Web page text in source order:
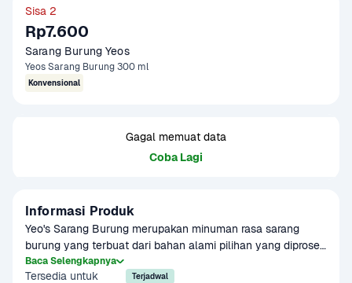
Sisa 2
Rp7.600
Sarang Burung Yeos
Yeos Sarang Burung 300 ml
Konvensional
Gagal memuat data
Coba Lagi
Informasi Produk
Yeo's Sarang Burung merupakan minuman rasa sarang
burung yang terbuat dari bahan alami pilihan yang diproses
secara higienis tanpa bahan pengawet. Yeo's Sarang
Burung pun dilengkapi dengan potongan jeli untuk
Baca Selengkapnya
Tersedia untuk Terjadwal